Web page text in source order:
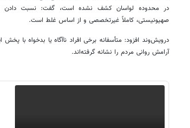
در محدوده لواسان کشف نشده است، گفت: نسبت دادن
صهیونیستی، کاملاً غیرتخصصی و از اساس غلط است.
درویش‌وند افزود: متأسفانه برخی افراد ناآگاه یا بدخواه با
آرامش روانی مردم را نشانه گرفته‌اند.